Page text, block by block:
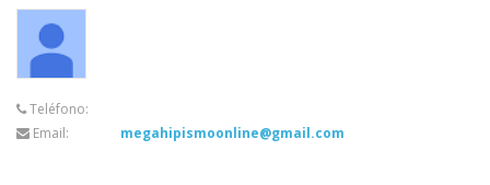
Teléfono:
Email:
megahipismoonline@gmail.com